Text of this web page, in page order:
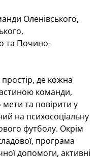
Оленівського,
та Почино-
де кожна
команди,
мети та повірити у
на психосоціальну
футболу. Окрім
програма
допомоги, активні